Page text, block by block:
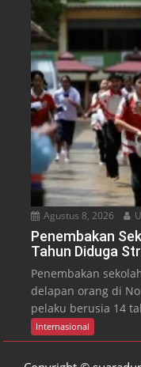
Agustus 8, 2026
Penembakan
Tahun Diduga
Penembakan
delapan orang di
pelaku berusia 14
Internasional